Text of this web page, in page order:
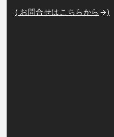
( お問合せはこちらから )